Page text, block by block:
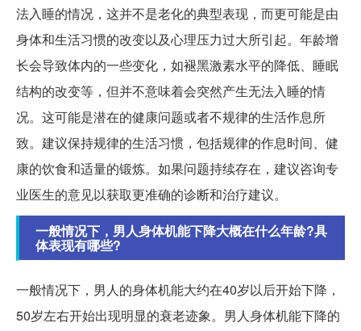
法入睡的情况，这并不是老化的典型表现，而更可能是由
身体和生活习惯的改变以及心理压力过大所引起。年龄增
长会导致体内的一些变化，如褪黑激素水平的降低、睡眠
结构的改变等，但并不意味着会突然产生无法入睡的情
况。这可能是潜在的健康问题或者不规律的生活作息所
致。建议保持规律的生活习惯，包括规律的作息时间、健
康的饮食和适量的锻炼。如果问题持续存在，建议咨询专
业医生的意见以获取更准确的诊断和治疗建议。
一般情况下，男人身体机能下降大概在什么年龄?具
体表现有哪些?
一般情况下，男人的身体机能大约在40岁以后开始下降，
50岁左右开始出现明显的衰老迹象。男人身体机能下降的